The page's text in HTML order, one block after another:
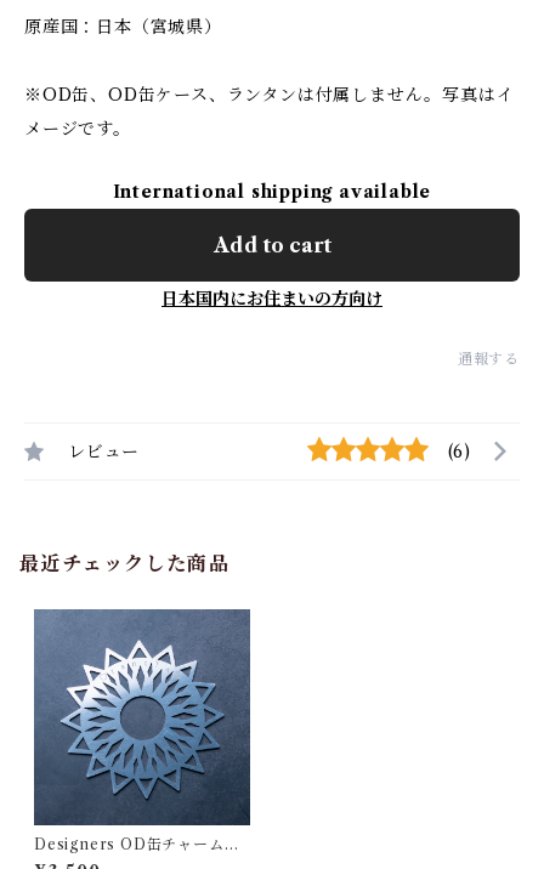
原産国：日本（宮城県）
※OD缶、OD缶ケース、ランタンは付属しません。写真はイ
メージです。
International shipping available
Add to cart
日本国内にお住まいの方向け
通報する
レビュー (6)
最近チェックした商品
Designers OD缶チャーム
（空…SORA）